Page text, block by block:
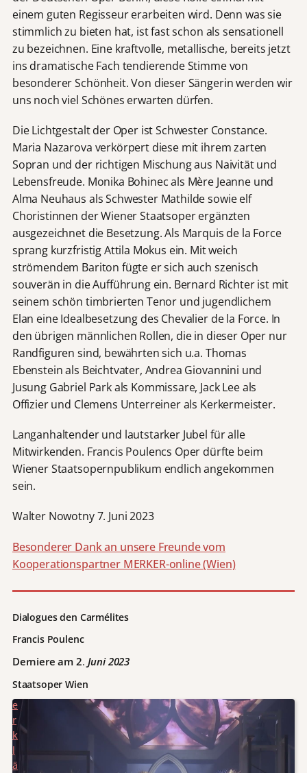
einem guten Regisseur erarbeiten wird. Denn was sie
stimmlich zu bieten hat, ist fast schon als sensationell
zu bezeichnen. Eine kraftvolle, metallische, bereits jetzt
ins dramatische Fach tendierende Stimme von
besonderer Schönheit. Von dieser Sängerin werden wir
uns noch viel Schönes erwarten dürfen.
Die Lichtgestalt der Oper ist Schwester Constance.
Maria Nazarova verkörpert diese mit ihrem zarten
Sopran und der richtigen Mischung aus Naivität und
Lebensfreude. Monika Bohinec als Mère Jeanne und
Alma Neuhaus als Schwester Mathilde sowie elf
Choristinnen der Wiener Staatsoper ergänzten
ausgezeichnet die Besetzung. Als Marquis de la Force
sprang kurzfristig Attila Mokus ein. Mit weich
strömendem Bariton fügte er sich auch szenisch
souverän in die Aufführung ein. Bernard Richter ist mit
seinem schön timbrierten Tenor und jugendlichem
Elan eine Idealbesetzung des Chevalier de la Force. In
den übrigen männlichen Rollen, die in dieser Oper nur
Randfiguren sind, bewährten sich u.a. Thomas
Ebenstein als Beichtvater, Andrea Giovannini und
Jusung Gabriel Park als Kommissare, Jack Lee als
Offizier und Clemens Unterreiner als Kerkermeister.
Langanhaltender und lautstarker Jubel für alle
Mitwirkenden. Francis Poulencs Oper dürfte beim
Wiener Staatsopernpublikum endlich angekommen
sein.
Walter Nowotny 7. Juni 2023
Besonderer Dank an unsere Freunde vom
Kooperationspartner MERKER-online (Wien)
Dialogues den Carmélites
Francis Poulenc
Derniere am 2. Juni 2023
Staatsoper Wien
l
l
.
M
i
t
e
m
A
b
s
i
e
l
e
n
a
k
z
e
p
t
e
e
i
c
d
i
e
a
t
s
h
u
z
e
r
k
l
ä